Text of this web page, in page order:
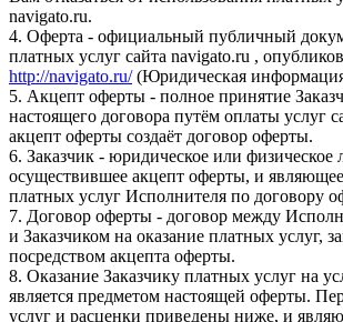
navigato.ru.
4. Оферта - официальный публичный
платных услуг сайта navigato.ru ,
http://navigato.ru/(Юридическая
5. Акцепт оферты - полное принятие
настоящего договора путём оплаты услуг
акцепт оферты создаёт договор оферты.
6. Заказчик - юридическое или физическое
осуществившее акцепт оферты, и
платных услуг Исполнителя по договору
7. Договор оферты - договор между
и Заказчиком на оказание платных услуг,
посредством акцепта оферты.
8. Оказание Заказчику платных услуг на
является предметом настоящей оферты.
услуг и расценки приведены ниже, и